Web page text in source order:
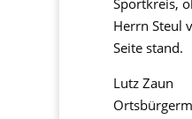
Sportkreis,
Herrn Steul
Seitestand.
Lutz Zaun